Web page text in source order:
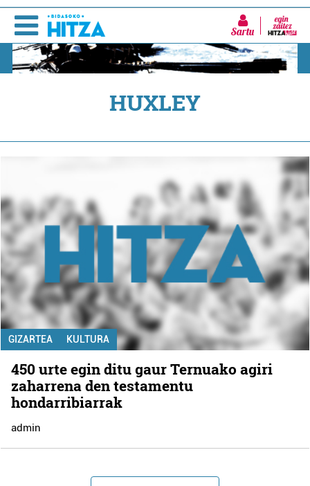
Sartu
HUXLEY
GIZARTEA KULTURA
450 urte egin ditu gaur Ternuako agiri
zaharrena den testamentu
hondarribiarrak
admin